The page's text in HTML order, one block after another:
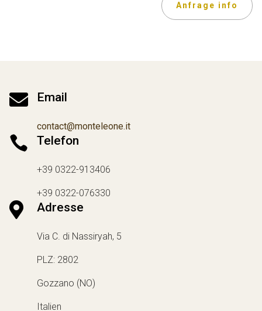
Anfrage info
 Email
contact@monteleone.it
 Telefon
+39 0322-913406
+39 0322-076330
 Adresse
Via C. di Nassiryah, 5
PLZ: 2802
Gozzano (NO)
Italien